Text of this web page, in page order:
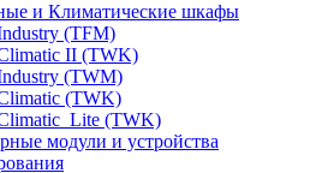
и Климатические шкафы
(TFM)
II (TWK)
(TWM)
(TWK)
(TWK)